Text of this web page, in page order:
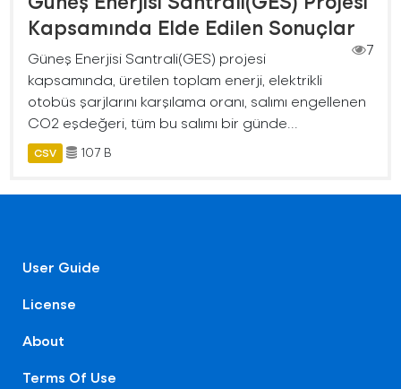
Kapsamında Elde Edilen Sonuçlar
7
Güneş Enerjisi Santrali(GES) projesi
kapsamında, üretilen toplam enerji, elektrikli
otobüs şarjlarını karşılama oranı, salımı engellenen
CO2 eşdeğeri, tüm bu salımı bir günde...
CSV 107 B
User Guide
License
About
Terms Of Use